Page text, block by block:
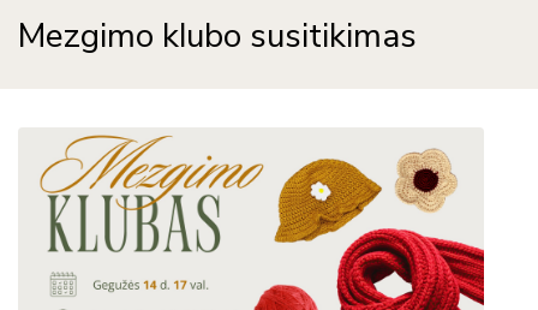
Mezgimo klubo susitikimas